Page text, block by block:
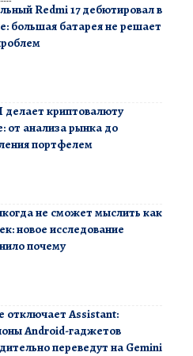
Redmi 17 дебютировал в
большая батарея не решает
делает криптовалюту
от анализа рынка до
портфелем
не сможет мыслить как
новое исследование
почему
отключает Assistant:
Android-гаджетов
переведут на Gemini